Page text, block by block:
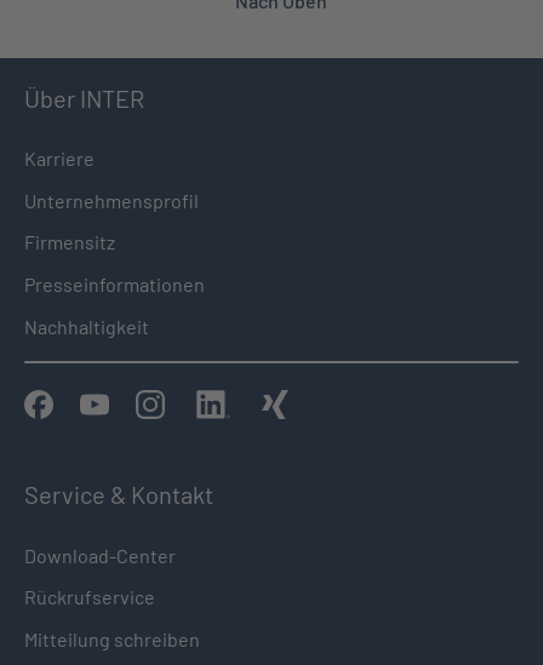
Über INTER
Karriere
Unternehmensprofil
Firmensitz
Presseinformationen
Nachhaltigkeit
Service & Kontakt
Download-Center
Rückrufservice
Mitteilung schreiben